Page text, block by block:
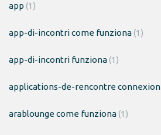
app (1)
app-di-incontri come funziona(1)
app-di-incontri funziona(1)
applications-de-rencontre connexion
arablounge come funziona(1)